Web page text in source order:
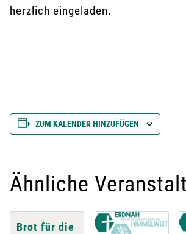
herzlich eingeladen.
ZUM KALENDER HINZUFÜGEN
Ähnliche
Brot für die